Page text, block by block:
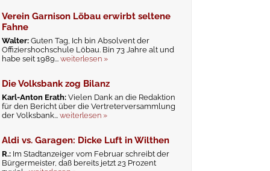
Verein Garnison Löbau erwirbt seltene
Fahne
Walter:Guten Tag, Ich bin Absolvent der
Offiziershochschule Löbau. Bin 73 Jahre alt und
habe seit 1989...weiterlesen »
Die Volksbank zog Bilanz
Karl-Anton Erath:Vielen Dank an die Redaktion
für den Bericht über die Vertreterversammlung
der Volksbank...weiterlesen »
Aldi vs. Garagen: Dicke Luft in Wilthen
R.: Im Stadtanzeiger vom Februar schreibt der
Bürgermeister, daß bereits jetzt 23 Prozent